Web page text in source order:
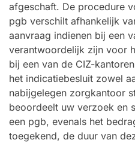
afgeschaft. De procedure
pgb verschilt afhankelijk
aanvraag indienen bij een
verantwoordelijk zijn voor
bij een van de CIZ-
het indicatiebesluit zowel
nabijgelegen zorgkantoor
beoordeelt uw verzoek en
een pgb, evenals het
toegekend, de duur van